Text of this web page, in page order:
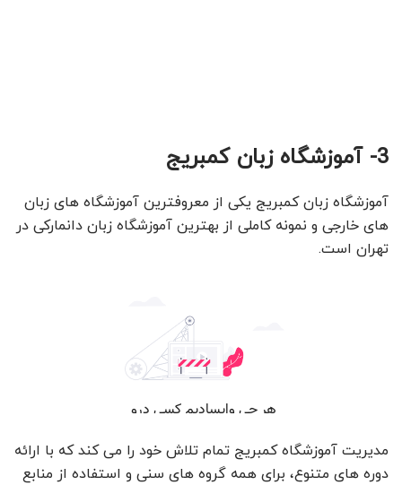
3- آموزشگاه زبان کمبریج
آموزشگاه زبان کمبریج یکی از معروفترین آموزشگاه های زبان
های خارجی و نمونه کاملی از بهترین آموزشگاه زبان دانمارکی در
تهران است.
مدیریت آموزشگاه کمبریج تمام تلاش خود را می کند که با ارائه
دوره های متنوع، برای همه گروه های سنی و استفاده از منابع